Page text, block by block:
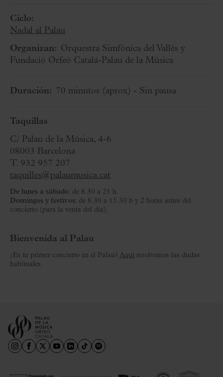
Ciclo:
Nadal al Palau
Organizan: Orquestra Simfònica del Vallès y
Fundació Orfeó Català-Palau de la Música
Duración: 70 minutos (aprox) - Sin pausa
Taquillas
C/ Palau de la Música, 4-6
08003 Barcelona
T. 932 957 207
taquilles@palaumusica.cat
De lunes a sábado: de 8.30 a 21 h.
Domingos y festivos: de 8.30 a 15.30 h y 2 horas antes del
concierto (para la venta del día).
Bienvenida al Palau
¿Es tu primer concierto en el Palau? Aquí resolvemos las dudas
habituales.